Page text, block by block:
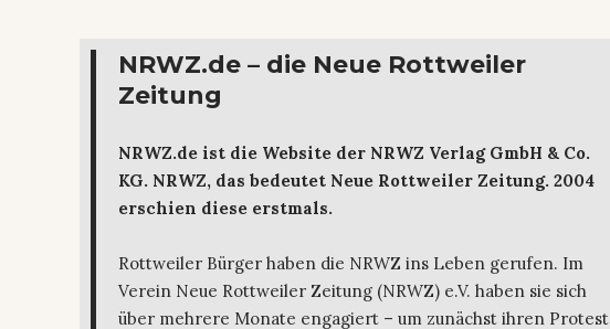
NRWZ.de – die Neue Rottweiler
Zeitung
NRWZ.de ist die Website der NRWZ Verlag GmbH & Co.
KG. NRWZ, das bedeutet Neue Rottweiler Zeitung. 2004
erschien diese erstmals.
Rottweiler Bürger haben die NRWZ ins Leben gerufen. Im
Verein Neue Rottweiler Zeitung (NRWZ) e.V. haben sie sich
über mehrere Monate engagiert – um zunächst ihren Protest